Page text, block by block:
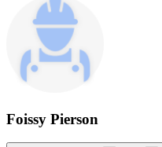
Foissy Pierson